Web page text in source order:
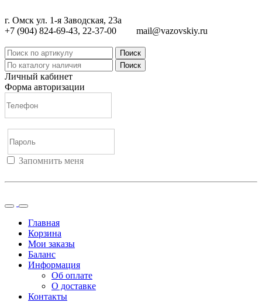
г. Омск ул. 1-я Заводская, 23а
+7 (904) 824-69-43, 22-37-00
mail@vazovskiy.ru
Поиск
Поиск
Личный кабинет
Форма авторизации
Запомнить меня
Главная
Корзина
Мои заказы
Баланс
Информация
Об оплате
О доставке
Контакты